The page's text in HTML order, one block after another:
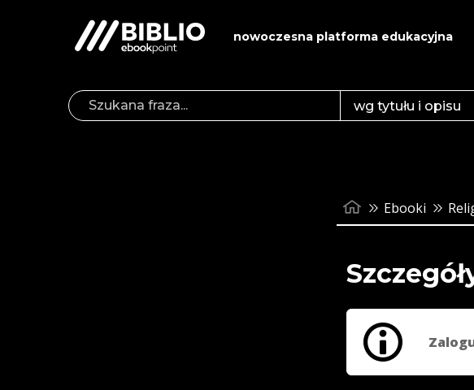
nowoczesna platforma edukacyjna
Ebooki